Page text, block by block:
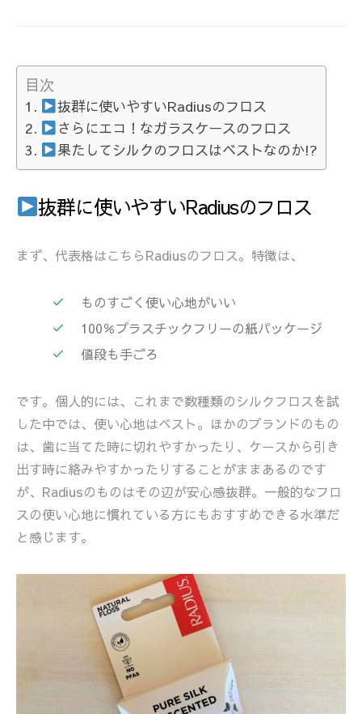
目次
抜群に使いやすいRadiusのフロス
さらにエコ！なガラスケースのフロス
果たしてシルクのフロスはベストなのか!?
抜群に使いやすいRadiusのフロス
まず、代表格はこちらRadiusのフロス。特徴は、
ものすごく使い心地がいい
100％プラスチックフリーの紙パッケージ
値段も手ごろ
です。個人的には、これまで数種類のシルクフロスを試
した中では、使い心地はベスト。ほかのブランドのもの
は、歯に当てた時に切れやすかったり、ケースから引き
出す時に絡みやすかったりすることがままあるのです
が、Radiusのものはその辺が安心感抜群。一般的なフロ
スの使い心地に慣れている方にもおすすめできる水準だ
と感じます。